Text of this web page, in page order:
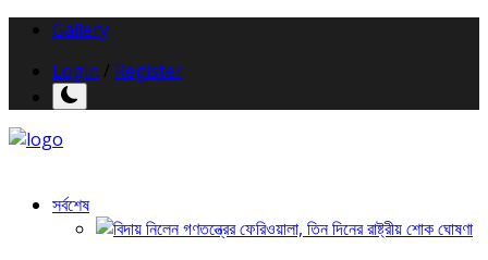
Gallery
Login / Register
সর্বশেষ